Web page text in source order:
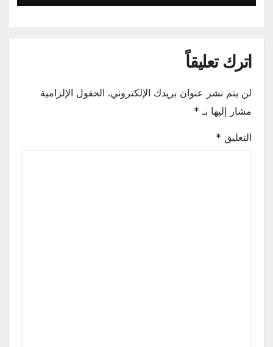
اترك تعليقاً
لن يتم نشر عنوان بريدك الإلكتروني. الحقول الإلزامية
مشار إليها بـ *
التعليق *